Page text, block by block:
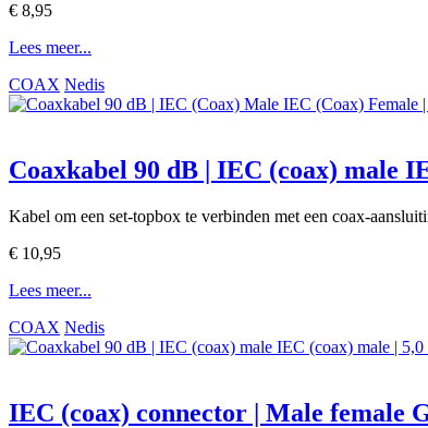
€ 8,95
Lees meer...
COAX Nedis
Coaxkabel 90 dB | IEC (coax) male
Kabel om een set-topbox te verbinden met een coax-
€ 10,95
Lees meer...
COAX Nedis
IEC (coax) connector | Male female